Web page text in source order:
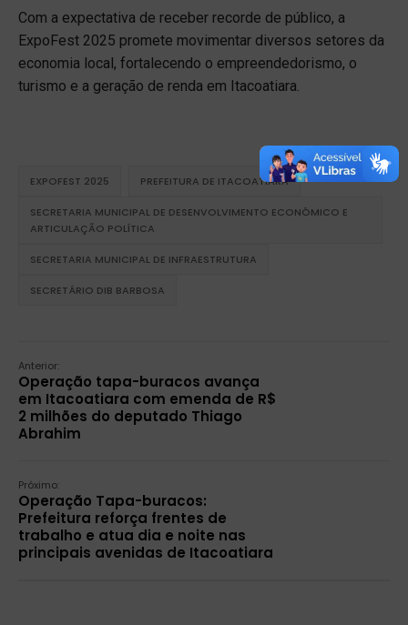
Com a expectativa de receber recorde de público, a
ExpoFest 2025 promete movimentar diversos setores da
economia local, fortalecendo o empreendedorismo, o
turismo e a geração de renda em Itacoatiara.
EXPOFEST 2025 PREFEITURA DE ITACOATIARA
SECRETARIA MUNICIPAL DE DESENVOLVIMENTO ECONÔMICO E
ARTICULAÇÃO POLÍTICA
SECRETARIA MUNICIPAL DE INFRAESTRUTURA
SECRETÁRIO DIB BARBOSA
Anterior:
Operação tapa-buracos avança
em Itacoatiara com emenda de R$
2 milhões do deputado Thiago
Abrahim
Próximo:
Operação Tapa-buracos:
Prefeitura reforça frentes de
trabalho e atua dia e noite nas
principais avenidas de Itacoatiara